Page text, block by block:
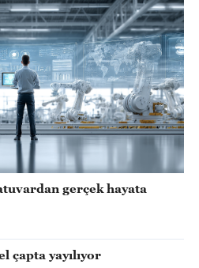
gerçek hayata
çapta yayılıyor